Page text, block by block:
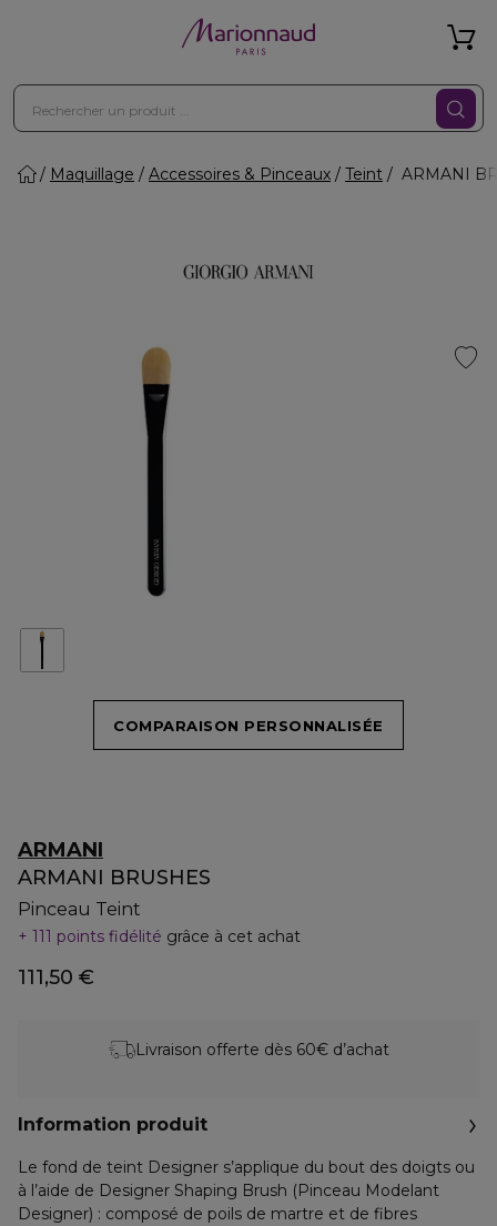
Maquillage Accessoires & Pinceaux Teint ARMANI
COMPARAISON PERSONNALISÉE
ARMANI
ARMANI BRUSHES
Pinceau Teint
111 points fidélité grâce à cet achat
111,50 €
Livraison offerte dès 60€ d’achat
Information produit
Le fond de teint Designer s’applique du bout des doigts ou
à l’aide de Designer Shaping Brush (Pinceau Modelant
Designer) : composé de poils de martre et de fibres